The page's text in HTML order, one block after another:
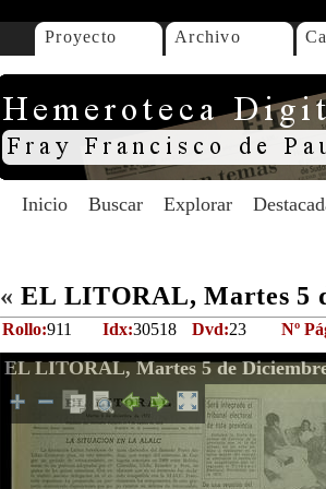
Proyecto Archivo
Inicio Buscar Explorar
« EL LITORAL, Martes 5
Rollo:911 Idx:30518 Dvd:23 Nº
EL LITORAL, Martes 5 de